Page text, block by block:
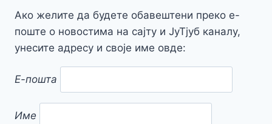
Ако желите да будете обавештени преко е-
поште о новостима на сајту и ЈуТјуб каналу,
унесите адресу и своје име овде:
Е-пошта
Име